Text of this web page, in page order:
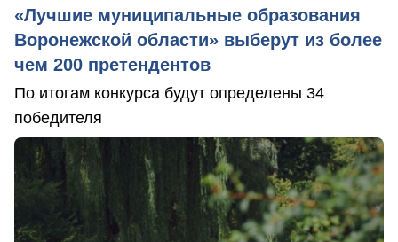
«Лучшие муниципальные образования
Воронежской области» выберут из более
чем 200 претендентов
По итогам конкурса будут определены 34
победителя